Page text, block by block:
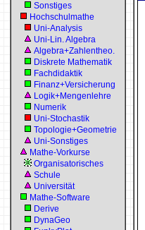
Sonstiges
Hochschulmathe
Uni-Analysis
Uni-Lin. Algebra
Algebra+Zahlentheo.
Diskrete Mathematik
Fachdidaktik
Finanz+Versicherung
Logik+Mengenlehre
Numerik
Uni-Stochastik
Topologie+Geometrie
Uni-Sonstiges
Mathe-Vorkurse
Organisatorisches
Schule
Universität
Mathe-Software
Derive
DynaGeo